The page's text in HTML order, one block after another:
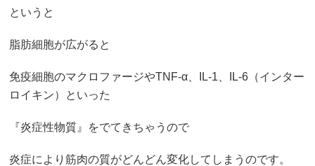
というと
脂肪細胞が広がると
免疫細胞のマクロファージやTNF-α、IL-1、IL-6（インター
ロイキン）といった
『炎症性物質』をでてきちゃうので
炎症により筋肉の質がどんどん変化してしまうのです。